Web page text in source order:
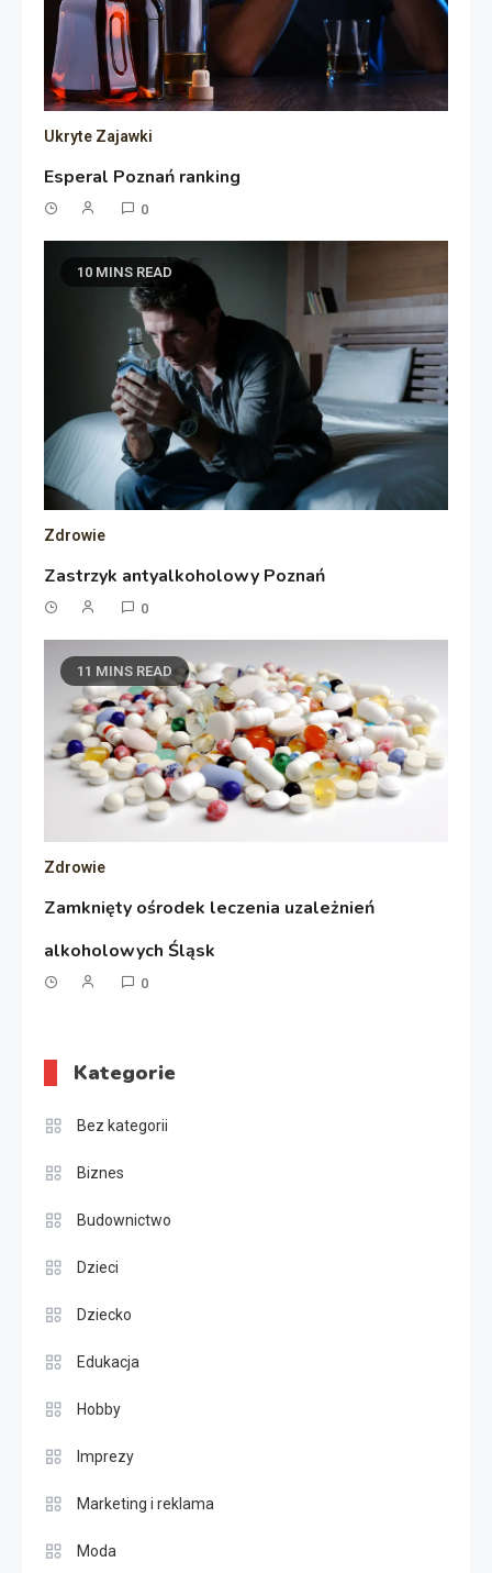
Ukryte Zajawki
Esperal Poznań ranking
0
10 MINS READ
Zdrowie
Zastrzyk antyalkoholowy Poznań
0
11 MINS READ
Zdrowie
Zamknięty ośrodek leczenia uzależnień
alkoholowych Śląsk
0
Kategorie
Bez kategorii
Biznes
Budownictwo
Dzieci
Dziecko
Edukacja
Hobby
Imprezy
Marketing i reklama
Moda